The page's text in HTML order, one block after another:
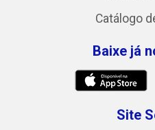
Catálogo
Baixe já
Site